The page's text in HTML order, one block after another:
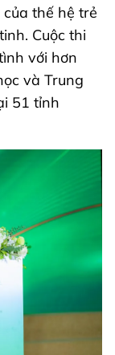
thế hệ trẻ
Cuộc thi
với hơn
và Trung
51 tỉnh